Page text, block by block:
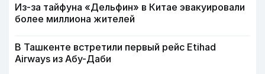
Из-за тайфуна «Дельфин» в Китае эвакуировали
более миллиона жителей
В Ташкенте встретили первый рейс Etihad
Airways из Абу-Даби